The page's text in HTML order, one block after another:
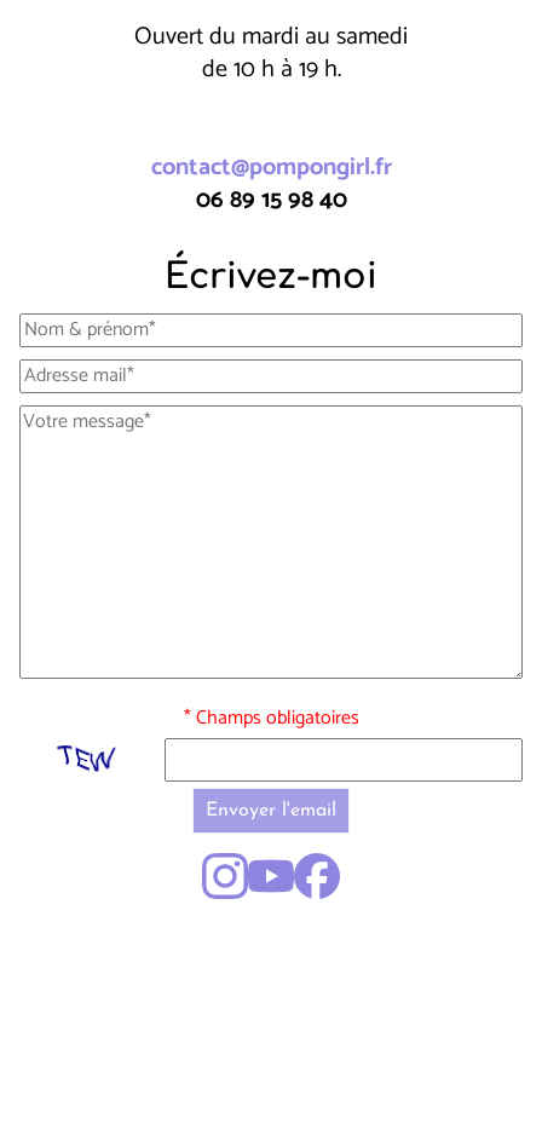
Ouvert du mardi au samedi
de 10 h à 19 h.
contact@pompongirl.fr
06 89 15 98 40
Écrivez-moi
* Champs obligatoires
Envoyer l'email